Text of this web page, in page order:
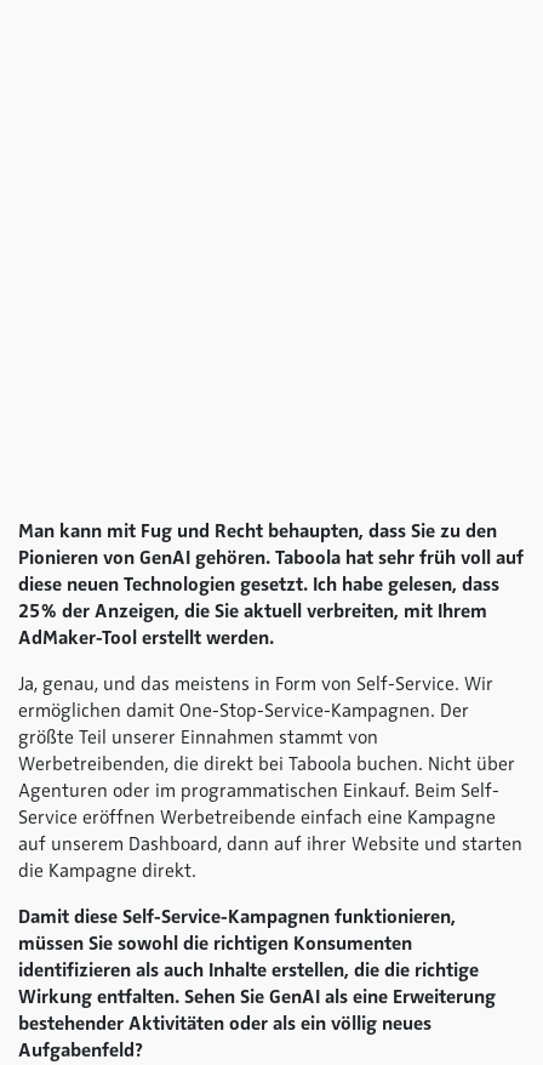
Man kann mit Fug und Recht behaupten, dass Sie zu den
Pionieren von GenAI gehören. Taboola hat sehr früh voll auf
diese neuen Technologien gesetzt. Ich habe gelesen, dass
25 % der Anzeigen, die Sie aktuell verbreiten, mit Ihrem
AdMaker-Tool erstellt werden.
Ja, genau, und das meistens in Form von Self-Service. Wir
ermöglichen damit One-Stop-Service-Kampagnen. Der
größte Teil unserer Einnahmen stammt von
Werbetreibenden, die direkt bei Taboola buchen. Nicht über
Agenturen oder im programmatischen Einkauf. Beim Self-
Service eröffnen Werbetreibende einfach eine Kampagne
auf unserem Dashboard, dann auf ihrer Website und starten
die Kampagne direkt.
Damit diese Self-Service-Kampagnen funktionieren,
müssen Sie sowohl die richtigen Konsumenten
identifizieren als auch Inhalte erstellen, die die richtige
Wirkung entfalten. Sehen Sie GenAI als eine Erweiterung
bestehender Aktivitäten oder als ein völlig neues
Aufgabenfeld?